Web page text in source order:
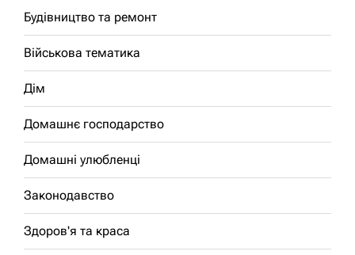
Будівництво та ремонт
Військова тематика
Дім
Домашнє господарство
Домашні улюбленці
Законодавство
Здоров'я та краса